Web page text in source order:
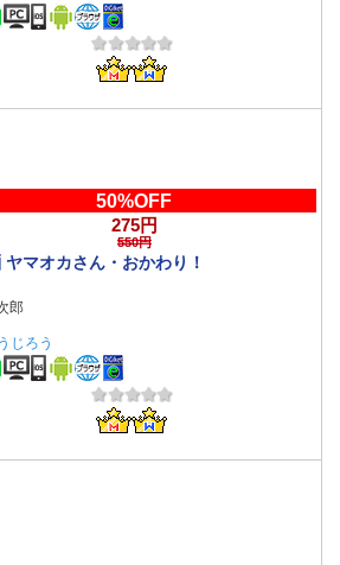
コミック
50%OFF
275円
550円
マオカさん・おかわり！
郎
じろう
コミック